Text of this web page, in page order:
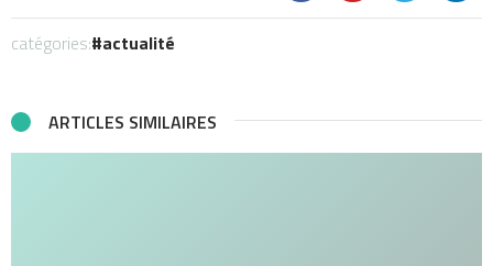
catégories: actualité
ARTICLES SIMILAIRES